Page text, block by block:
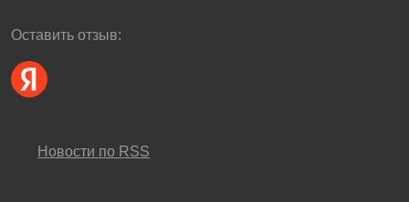
Оставить отзыв:
Новости по RSS